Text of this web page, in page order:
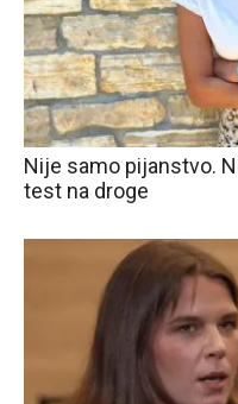
Nije samo pijanstvo.
test na droge